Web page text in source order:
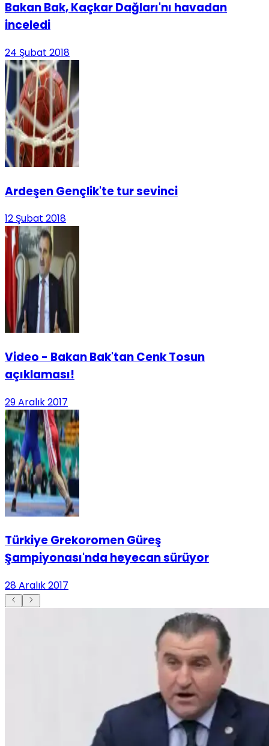
Bakan Bak, Kaçkar Dağları'nı havadan
inceledi
24 Şubat 2018
Ardeşen Gençlik'te tur sevinci
12 Şubat 2018
Video - Bakan Bak'tan Cenk Tosun
açıklaması!
29 Aralık 2017
Türkiye Grekoromen Güreş
Şampiyonası'nda heyecan sürüyor
28 Aralık 2017